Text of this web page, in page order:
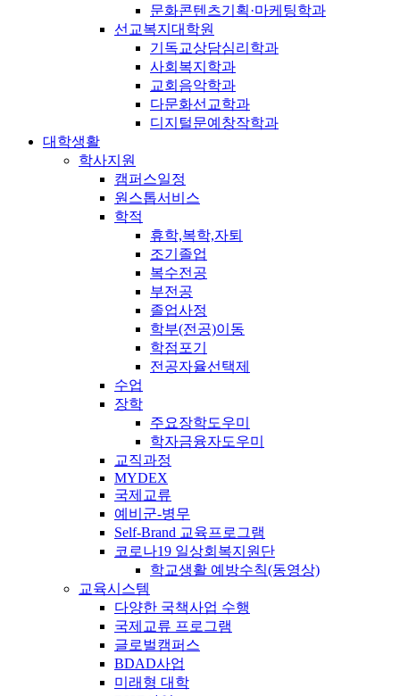
문화콘텐츠기획·마케팅학과
선교복지대학원
기독교상담심리학과
사회복지학과
교회음악학과
다문화선교학과
디지털문예창작학과
대학생활
학사지원
캠퍼스일정
원스톱서비스
학적
휴학,복학,자퇴
조기졸업
복수전공
부전공
졸업사정
학부(전공)이동
학점포기
전공자율선택제
수업
장학
주요장학도우미
학자금융자도우미
교직과정
MYDEX
국제교류
예비군-병무
Self-Brand 교육프로그램
코로나19 일상회복지원단
학교생활 예방수칙(동영상)
교육시스템
다양한 국책사업 수행
국제교류 프로그램
글로벌캠퍼스
BDAD사업
미래형 대학